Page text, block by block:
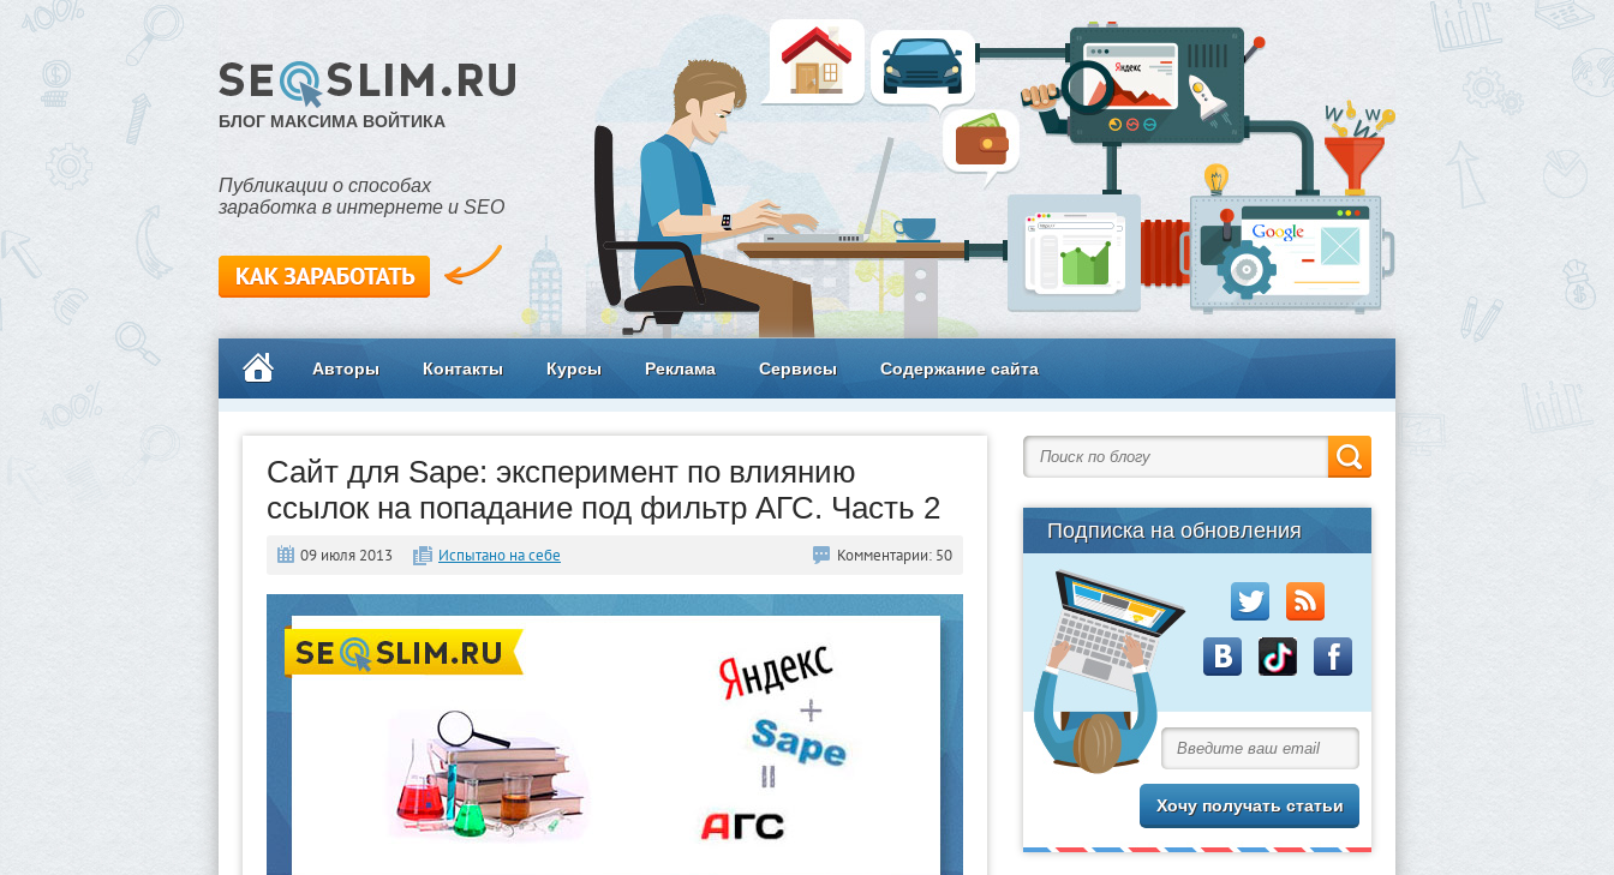
БЛОГ МАКСИМА ВОЙТИКА
Публикации о способах
заработка в интернете и SEO
Авторы Контакты Курсы Реклама Сервисы Содержание сайта
Сайт для Sape: эксперимент по влиянию
ссылок на попадание под фильтр АГС. Часть 2
09 июля 2013 Испытано на себе Комментарии: 50
Подписка на обновления